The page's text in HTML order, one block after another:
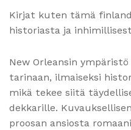
Kirjat kuten tämä
historiasta ja
New Orleansin
tarinaan, ilmaiseksi
mikä tekee siitä
dekkarille.
proosan ansiosta